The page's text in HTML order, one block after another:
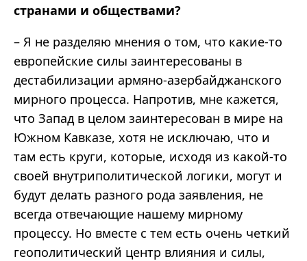
странами и обществами?
– Я не разделяю мнения о том, что какие-то
европейские силы заинтересованы в
дестабилизации армяно-азербайджанского
мирного процесса. Напротив, мне кажется,
что Запад в целом заинтересован в мире на
Южном Кавказе, хотя не исключаю, что и
там есть круги, которые, исходя из какой-то
своей внутриполитической логики, могут и
будут делать разного рода заявления, не
всегда отвечающие нашему мирному
процессу. Но вместе с тем есть очень четкий
геополитический центр влияния и силы,